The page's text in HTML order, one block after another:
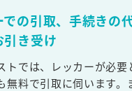
での引取、手続きの
き受け
トでは、レッカーが必要
無料で引取に伺います。